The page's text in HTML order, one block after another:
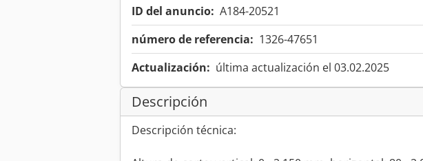
ID del anuncio: A184-20521
número de referencia: 1326-47651
Actualización: última actualización el 03.02.2025
Descripción
Descripción técnica: